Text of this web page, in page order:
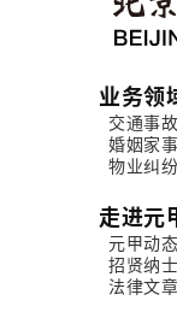
业务领
交通事故
婚姻家事
物业纠纷
走进元
元甲动态
招贤纳士
法律文章